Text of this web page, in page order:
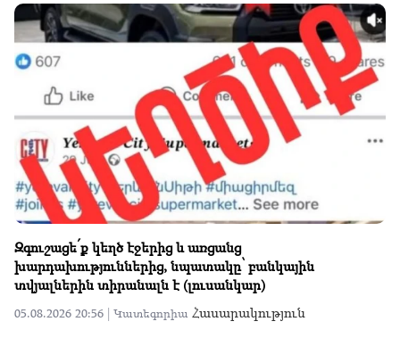
Զգուշացե՛ք կեղծ էջերից և առցանց
խարդախություններից, նպատակը՝ բանկային
տվյալներին տիրանալն է (լուսանկար)
05.08.2026 20:56 | Կատեգորիա Հասարակություն